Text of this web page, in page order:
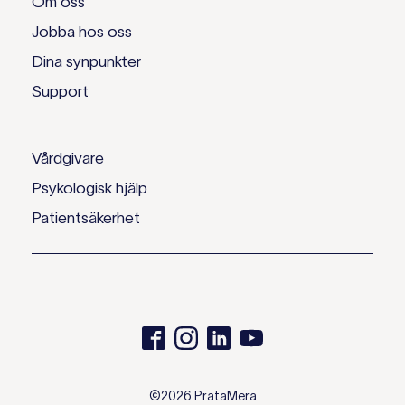
Jobba hos oss
Dina synpunkter
Support
Vårdgivare
Psykologisk hjälp
Patientsäkerhet
©2026 PrataMera